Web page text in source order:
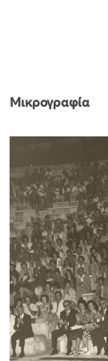
Μικρογραφία